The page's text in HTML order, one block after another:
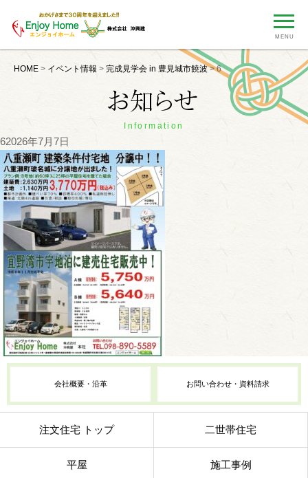
MENU
HOME > イベント情報 > 完成見学会 in 豊見城市饒波>6
Information
62026年7月7日
会社概要・沿革 お問い合わせ・資料請求
注文住宅 トップ 二世帯住宅
平屋 施工事例